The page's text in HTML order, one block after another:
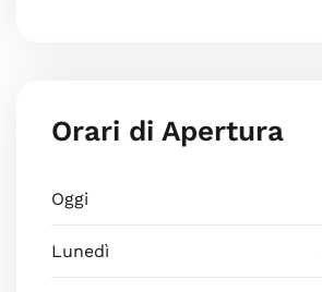
Orari di Apertura
Oggi
Lunedì